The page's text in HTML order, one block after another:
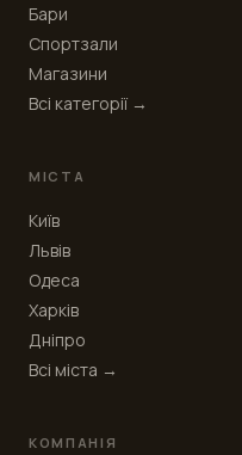
Бари
Спортзали
Магазини
Всі категорії →
МІСТА
Київ
Львів
Одеса
Харків
Дніпро
Всі міста →
КОМПАНІЯ